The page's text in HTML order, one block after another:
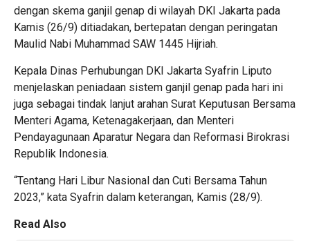
dengan skema ganjil genap di wilayah DKI Jakarta pada
Kamis (26/9) ditiadakan, bertepatan dengan peringatan
Maulid Nabi Muhammad SAW 1445 Hijriah.
Kepala Dinas Perhubungan DKI Jakarta Syafrin Liputo
menjelaskan peniadaan sistem ganjil genap pada hari ini
juga sebagai tindak lanjut arahan Surat Keputusan Bersama
Menteri Agama, Ketenagakerjaan, dan Menteri
Pendayagunaan Aparatur Negara dan Reformasi Birokrasi
Republik Indonesia.
“Tentang Hari Libur Nasional dan Cuti Bersama Tahun
2023,” kata Syafrin dalam keterangan, Kamis (28/9).
Read Also